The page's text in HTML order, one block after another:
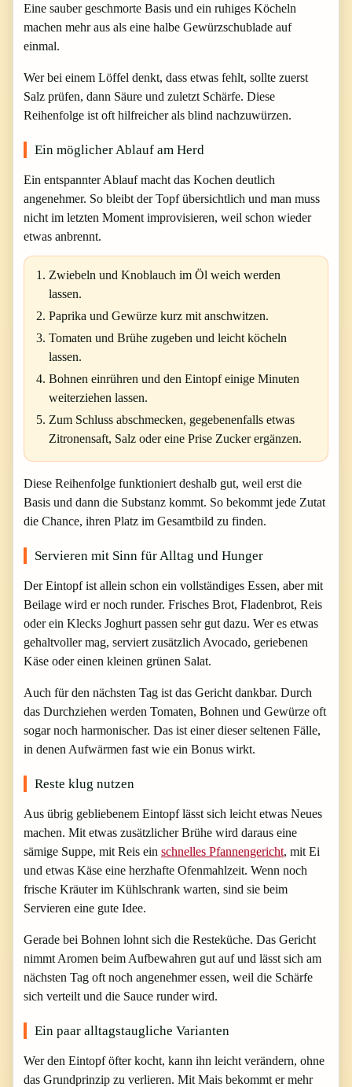
Eine sauber geschmorte Basis und ein ruhiges Köcheln
machen mehr aus als eine halbe Gewürzschublade auf
einmal.
Wer bei einem Löffel denkt, dass etwas fehlt, sollte zuerst
Salz prüfen, dann Säure und zuletzt Schärfe. Diese
Reihenfolge ist oft hilfreicher als blind nachzuwürzen.
Ein möglicher Ablauf am Herd
Ein entspannter Ablauf macht das Kochen deutlich
angenehmer. So bleibt der Topf übersichtlich und man muss
nicht im letzten Moment improvisieren, weil schon wieder
etwas anbrennt.
Zwiebeln und Knoblauch im Öl weich werden
lassen.
Paprika und Gewürze kurz mit anschwitzen.
Tomaten und Brühe zugeben und leicht köcheln
lassen.
Bohnen einrühren und den Eintopf einige Minuten
weiterziehen lassen.
Zum Schluss abschmecken, gegebenenfalls etwas
Zitronensaft, Salz oder eine Prise Zucker ergänzen.
Diese Reihenfolge funktioniert deshalb gut, weil erst die
Basis und dann die Substanz kommt. So bekommt jede Zutat
die Chance, ihren Platz im Gesamtbild zu finden.
Servieren mit Sinn für Alltag und Hunger
Der Eintopf ist allein schon ein vollständiges Essen, aber mit
Beilage wird er noch runder. Frisches Brot, Fladenbrot, Reis
oder ein Klecks Joghurt passen sehr gut dazu. Wer es etwas
gehaltvoller mag, serviert zusätzlich Avocado, geriebenen
Käse oder einen kleinen grünen Salat.
Auch für den nächsten Tag ist das Gericht dankbar. Durch
das Durchziehen werden Tomaten, Bohnen und Gewürze oft
sogar noch harmonischer. Das ist einer dieser seltenen Fälle,
in denen Aufwärmen fast wie ein Bonus wirkt.
Reste klug nutzen
Aus übrig gebliebenem Eintopf lässt sich leicht etwas Neues
machen. Mit etwas zusätzlicher Brühe wird daraus eine
sämige Suppe, mit Reis ein schnelles Pfannengericht, mit Ei
und etwas Käse eine herzhafte Ofenmahlzeit. Wenn noch
frische Kräuter im Kühlschrank warten, sind sie beim
Servieren eine gute Idee.
Gerade bei Bohnen lohnt sich die Resteküche. Das Gericht
nimmt Aromen beim Aufbewahren gut auf und lässt sich am
nächsten Tag oft noch angenehmer essen, weil die Schärfe
sich verteilt und die Sauce runder wird.
Ein paar alltagstaugliche Varianten
Wer den Eintopf öfter kocht, kann ihn leicht verändern, ohne
das Grundprinzip zu verlieren. Mit Mais bekommt er mehr